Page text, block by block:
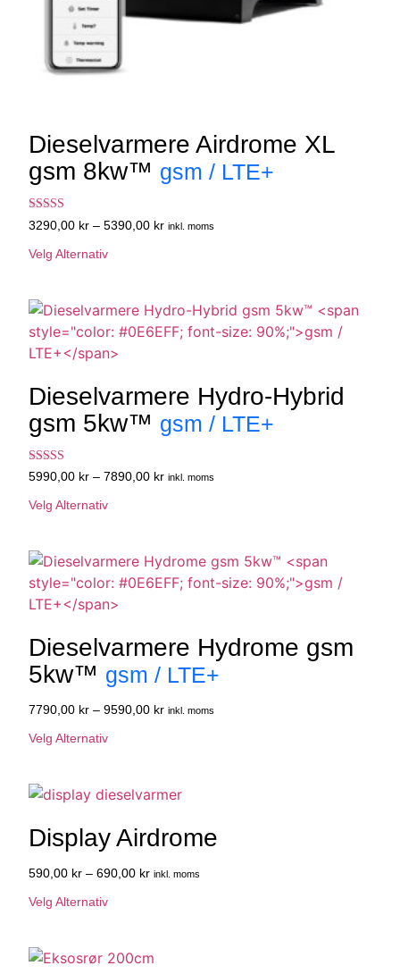
Dieselvarmere Airdrome XL
gsm 8kw™ gsm / LTE+
Vurdert
4.67
3290,00 kr –5390,00 kr inkl. moms
Velg Alternativ
Dieselvarmere Hydro-Hybrid
gsm 5kw™ gsm / LTE+
Vurdert
4.60
5990,00 kr –7890,00 kr inkl. moms
Velg Alternativ
Dieselvarmere Hydrome gsm
5kw™ gsm / LTE+
7790,00 kr –9590,00 kr inkl. moms
Velg Alternativ
Display Airdrome
590,00 kr –690,00 kr inkl. moms
Velg Alternativ